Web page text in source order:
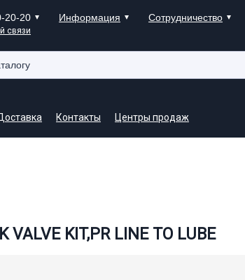
20-20
связи
Информация Сотрудничество
Контакты Центры продаж
VALVE KIT,PR LINE TO LUBE